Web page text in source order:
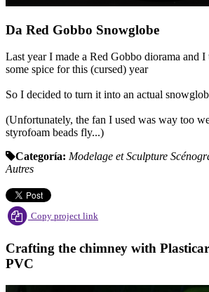
Da Red Gobbo Snowglobe
Last year I made a Red Gobbo diorama and I
some spice for this (cursed) year
So I decided to turn it into an actual
(Unfortunately, the fan I used was way too
styrofoam beads fly...)
Categoría: Modelage et Sculpture
Autres
Copy project link
Crafting the chimney with
PVC